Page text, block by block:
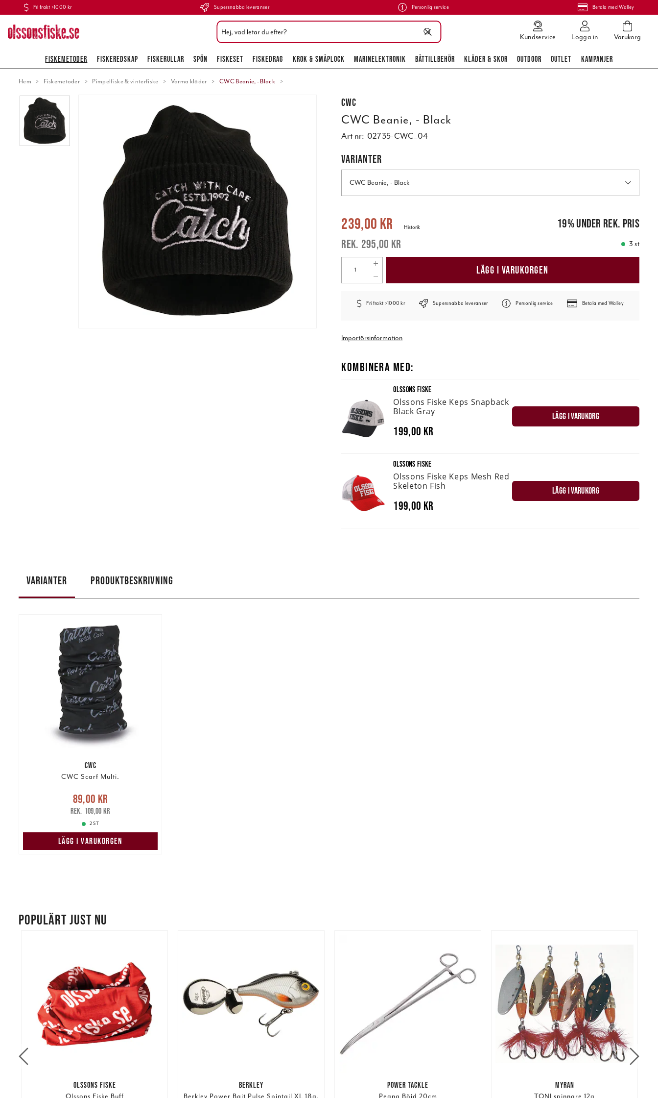
Fri frakt >1000 kr Supersnabba leveranser Personlig service Betala med Walley
Kundservice Logga in Varukorg
FISKEMETODER FISKEREDSKAP FISKERULLAR SPÖN FISKESET FISKEDRAG KROK & SMÅPLOCK MARINELEKTRONIK BÅTTILLBEHÖR KLÄDER & SKOR OUTDOOR OUTLET KAMPANJER
Hem Fiskemetoder Pimpelfiske & vinterfiske Varma kläder CWC Beanie, - Black
CWC
CWC Beanie, - Black
Art nr: 02735-CWC_04
VARIANTER
CWC Beanie, - Black
Nuvarande pris:239,00 kr
239,00 kr
295,00 kr
Historik 19%under rek. pris
3 st
LÄGG I VARUKORGEN
Fri frakt >1000 kr Supersnabba leveranser Personlig service Betala med Walley
Importörsinformation
KOMBINERA MED:
OLSSONS FISKE
Olssons Fiske Keps Snapback
Black Gray
199,00 kr
LÄGG I VARUKORG
OLSSONS FISKE
Olssons Fiske Keps Mesh Red
Skeleton Fish
199,00 kr
LÄGG I VARUKORG
VARIANTER PRODUKTBESKRIVNING
CWC
CWC Scarf Multi.
Nuvarande pris
Tidigare pris
89,00 kr
109,00 kr
2 ST
LÄGG I VARUKORGEN
POPULÄRT JUST NU
OLSSONS FISKE BERKLEY POWER TACKLE MYRAN